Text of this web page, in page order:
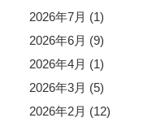
2026年7月 (1)
2026年6月 (9)
2026年4月 (1)
2026年3月 (5)
2026年2月 (12)